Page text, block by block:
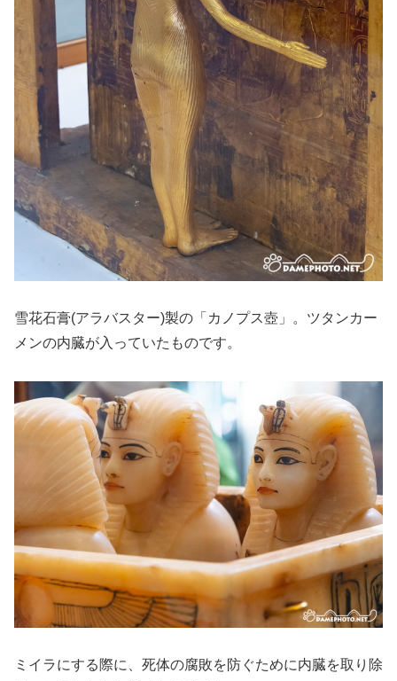
雪花石膏(アラバスター)製の「カノプス壺」。ツタンカー
メンの内臓が入っていたものです。
ミイラにする際に、死体の腐敗を防ぐために内臓を取り除